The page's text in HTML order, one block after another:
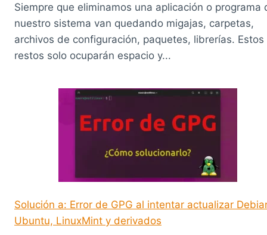
Siempre que eliminamos una aplicación o programa
nuestro sistema van quedando migajas, carpetas,
archivos de configuración, paquetes, librerías. Estos
restos solo ocuparán espacio y...
Solución a: Error de GPG al intentar actualizar
Ubuntu, LinuxMint y derivados